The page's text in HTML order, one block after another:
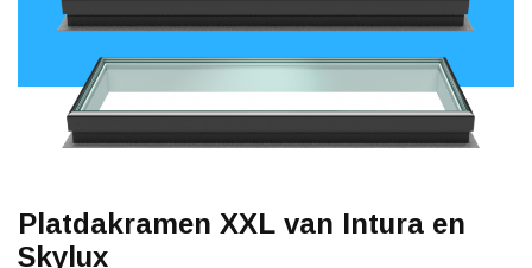
Platdakramen XXL van Intura en
Skylux